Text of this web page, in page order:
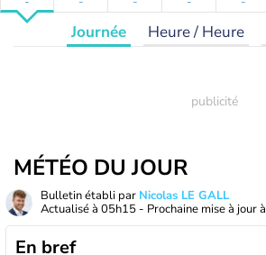
Journée Heure / Heure
MÉTÉO DU JOUR
Bulletin établi par Nicolas LE GALL
Actualisé à 05h15 - Prochaine mise à jour à
En bref